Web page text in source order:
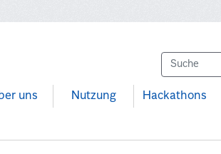
uns Nutzung Hackathons